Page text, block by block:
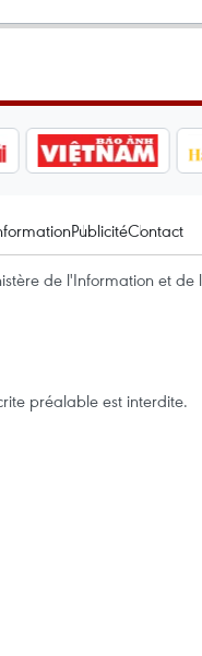
PublicitéContact
de l'Information et de
préalable est interdite.